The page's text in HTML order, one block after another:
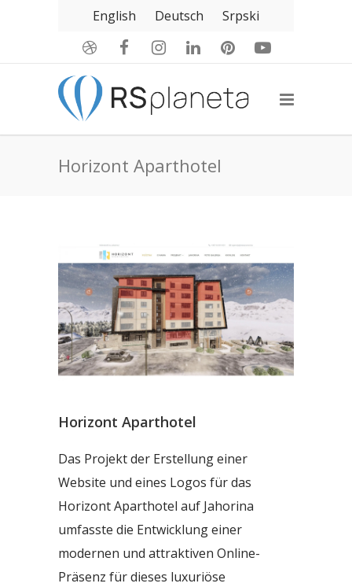
English Deutsch Srpski
Horizont Aparthotel
Horizont Aparthotel
Das Projekt der Erstellung einer
Website und eines Logos für das
Horizont Aparthotel auf Jahorina
umfasste die Entwicklung einer
modernen und attraktiven Online-
Präsenz für dieses luxuriöse